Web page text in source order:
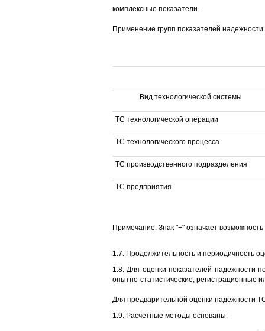
комплексные показатели.
Применение групп показателей надежности
Вид технологической системы
ТС технологической операции
ТС технологического процесса
ТС производственного подразделения
ТС предприятия
Примечание. Знак "+" означает
1.7. Продолжительность и периодичность
1.8. Для оценки показателей надежности
опытно-статистические, регистрационные
Для предварительной оценки надежности
1.9. Расчетные методы основаны: